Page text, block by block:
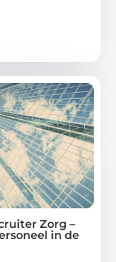
Zorg –
in de